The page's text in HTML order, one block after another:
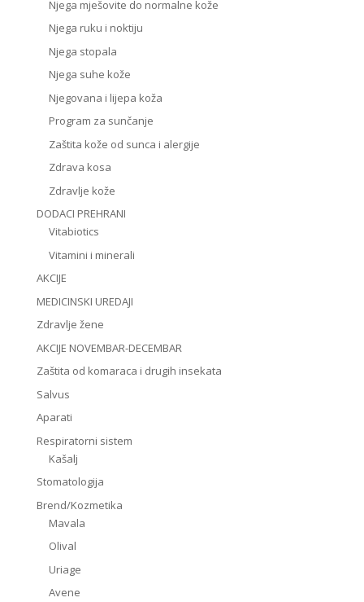
Njega mješovite do normalne kože
Njega ruku i noktiju
Njega stopala
Njega suhe kože
Njegovana i lijepa koža
Program za sunčanje
Zaštita kože od sunca i alergije
Zdrava kosa
Zdravlje kože
DODACI PREHRANI
Vitabiotics
Vitamini i minerali
AKCIJE
MEDICINSKI UREDAJI
Zdravlje žene
AKCIJE NOVEMBAR-DECEMBAR
Zaštita od komaraca i drugih insekata
Salvus
Aparati
Respiratorni sistem
Kašalj
Stomatologija
Brend/Kozmetika
Mavala
Olival
Uriage
Avene